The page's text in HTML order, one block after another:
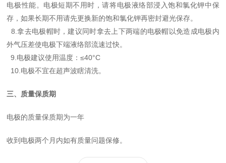
电极性能。电极短期不用时，请将电极液络部浸入饱和氯化钾中保
存，如果长期不用请先更换新的饱和氯化钾再密封避光保存。
8.拿去电极帽时，建议同时拿去上下两端的电极帽以免造成电极内
外气压差使电极下端液络部流速过快。
9.电极建议使用温度：≤40°C
10.电极不宜在超声波瞎清洗。
三、质量保质期
电极的质量保质期为一年
收到电极两个月内如有质量问题保修。